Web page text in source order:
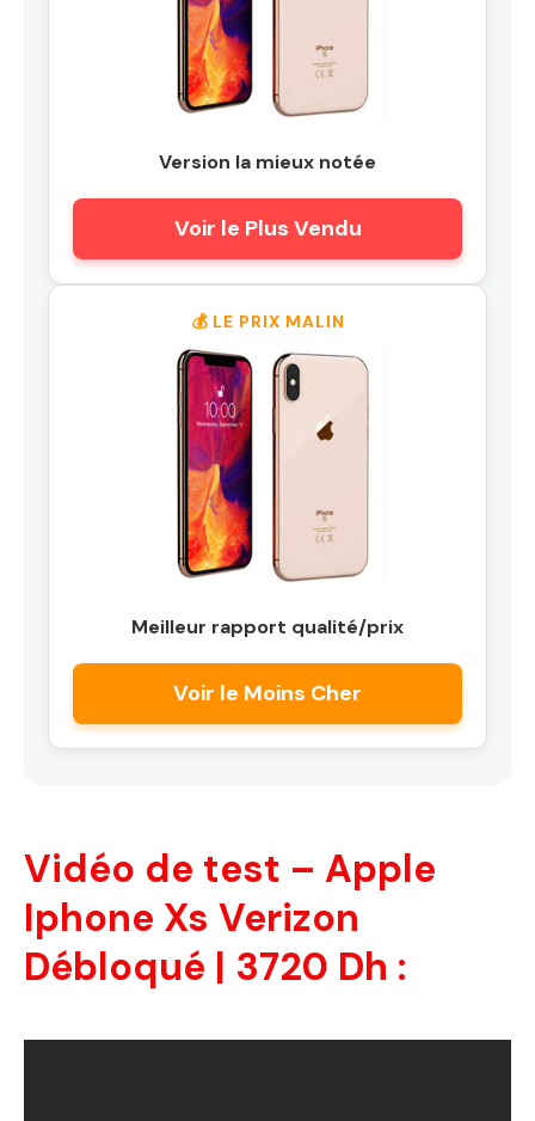
Version la mieux notée
Voir le Plus Vendu
💰 LE PRIX MALIN
Meilleur rapport qualité/prix
Voir le Moins Cher
Vidéo de test – Apple
Iphone Xs Verizon
Débloqué | 3720 Dh :